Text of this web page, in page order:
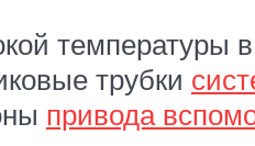
температуры в
трубки
привода